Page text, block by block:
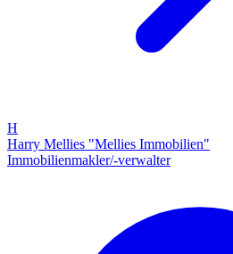
H
Harry Mellies "Mellies Immobilien"
Immobilienmakler/-verwalter